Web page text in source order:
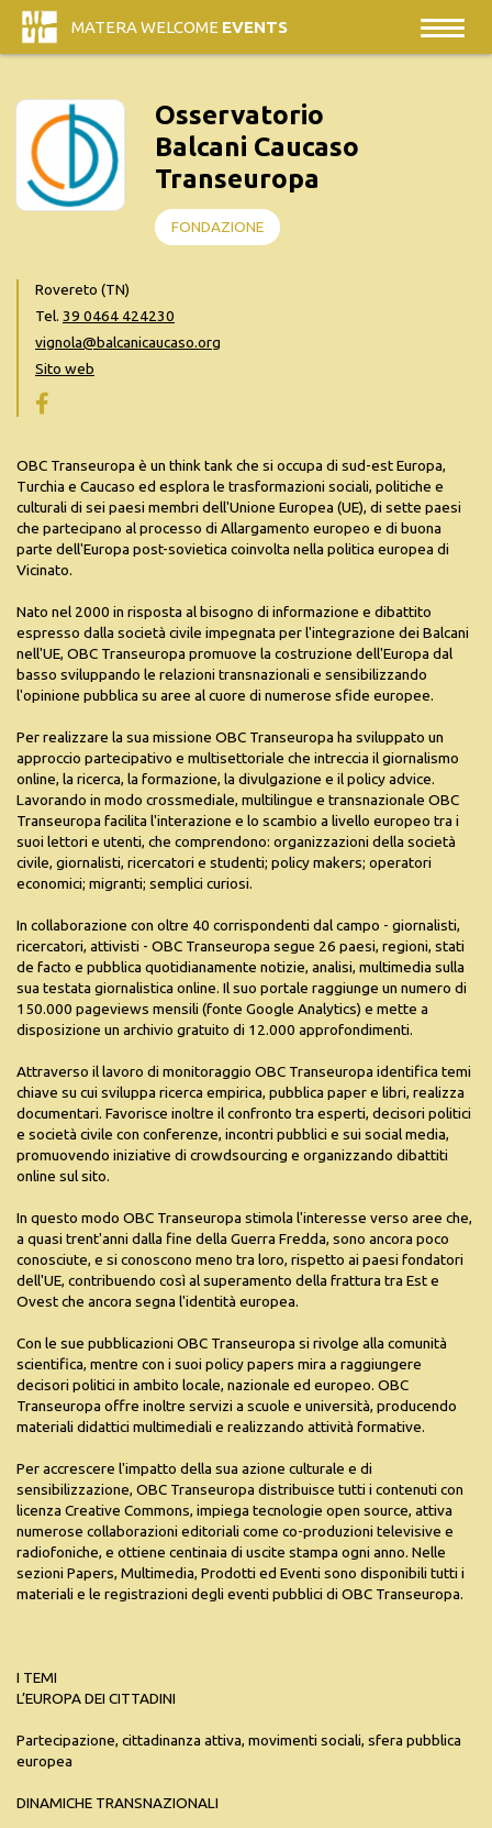
MATERA WELCOME EVENTS
Osservatorio
Balcani Caucaso
Transeuropa
FONDAZIONE
Rovereto (TN)
Tel. 39 0464 424230
vignola@balcanicaucaso.org
Sito web
OBC Transeuropa è un think tank che si occupa di sud-est Europa,
Turchia e Caucaso ed esplora le trasformazioni sociali, politiche e
culturali di sei paesi membri dell'Unione Europea (UE), di sette paesi
che partecipano al processo di Allargamento europeo e di buona
parte dell'Europa post-sovietica coinvolta nella politica europea di
Vicinato.
Nato nel 2000 in risposta al bisogno di informazione e dibattito
espresso dalla società civile impegnata per l'integrazione dei Balcani
nell'UE, OBC Transeuropa promuove la costruzione dell'Europa dal
basso sviluppando le relazioni transnazionali e sensibilizzando
l'opinione pubblica su aree al cuore di numerose sfide europee.
Per realizzare la sua missione OBC Transeuropa ha sviluppato un
approccio partecipativo e multisettoriale che intreccia il giornalismo
online, la ricerca, la formazione, la divulgazione e il policy advice.
Lavorando in modo crossmediale, multilingue e transnazionale OBC
Transeuropa facilita l'interazione e lo scambio a livello europeo tra i
suoi lettori e utenti, che comprendono: organizzazioni della società
civile, giornalisti, ricercatori e studenti; policy makers; operatori
economici; migranti; semplici curiosi.
In collaborazione con oltre 40 corrispondenti dal campo - giornalisti,
ricercatori, attivisti - OBC Transeuropa segue 26 paesi, regioni, stati
de facto e pubblica quotidianamente notizie, analisi, multimedia sulla
sua testata giornalistica online. Il suo portale raggiunge un numero di
150.000 pageviews mensili (fonte Google Analytics) e mette a
disposizione un archivio gratuito di 12.000 approfondimenti.
Attraverso il lavoro di monitoraggio OBC Transeuropa identifica temi
chiave su cui sviluppa ricerca empirica, pubblica paper e libri, realizza
documentari. Favorisce inoltre il confronto tra esperti, decisori politici
e società civile con conferenze, incontri pubblici e sui social media,
promuovendo iniziative di crowdsourcing e organizzando dibattiti
online sul sito.
In questo modo OBC Transeuropa stimola l'interesse verso aree che,
a quasi trent'anni dalla fine della Guerra Fredda, sono ancora poco
conosciute, e si conoscono meno tra loro, rispetto ai paesi fondatori
dell'UE, contribuendo così al superamento della frattura tra Est e
Ovest che ancora segna l'identità europea.
Con le sue pubblicazioni OBC Transeuropa si rivolge alla comunità
scientifica, mentre con i suoi policy papers mira a raggiungere
decisori politici in ambito locale, nazionale ed europeo. OBC
Transeuropa offre inoltre servizi a scuole e università, producendo
materiali didattici multimediali e realizzando attività formative.
Per accrescere l'impatto della sua azione culturale e di
sensibilizzazione, OBC Transeuropa distribuisce tutti i contenuti con
licenza Creative Commons, impiega tecnologie open source, attiva
numerose collaborazioni editoriali come co-produzioni televisive e
radiofoniche, e ottiene centinaia di uscite stampa ogni anno. Nelle
sezioni Papers, Multimedia, Prodotti ed Eventi sono disponibili tutti i
materiali e le registrazioni degli eventi pubblici di OBC Transeuropa.
I TEMI
L’EUROPA DEI CITTADINI
Partecipazione, cittadinanza attiva, movimenti sociali, sfera pubblica
europea
DINAMICHE TRANSNAZIONALI